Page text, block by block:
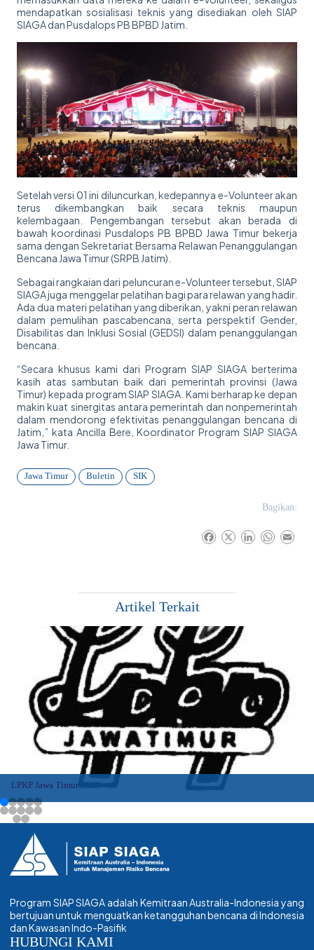
mendapatkan sosialisasi teknis yang disediakan oleh SIAP
SIAGA dan Pusdalops PB BPBD Jatim.
Setelah versi 01 ini diluncurkan, kedepannya e-Volunteer akan
terus dikembangkan baik secara teknis maupun
kelembagaan. Pengembangan tersebut akan berada di
bawah koordinasi Pusdalops PB BPBD Jawa Timur bekerja
sama dengan Sekretariat Bersama Relawan Penanggulangan
Bencana Jawa Timur (SRPB Jatim).
Sebagai rangkaian dari peluncuran e-Volunteer tersebut, SIAP
SIAGA juga menggelar pelatihan bagi para relawan yang hadir.
Ada dua materi pelatihan yang diberikan, yakni peran relawan
dalam pemulihan pascabencana, serta perspektif Gender,
Disabilitas dan Inklusi Sosial (GEDSI) dalam penanggulangan
bencana.
“Secara khusus kami dari Program SIAP SIAGA berterima
kasih atas sambutan baik dari pemerintah provinsi (Jawa
Timur) kepada program SIAP SIAGA. Kami berharap ke depan
makin kuat sinergitas antara pemerintah dan nonpemerintah
dalam mendorong efektivitas penanggulangan bencana di
Jatim,” kata Ancilla Bere, Koordinator Program SIAP SIAGA
Jawa Timur.
Jawa Timur Buletin SIK
Bagikan:
F
b
k
X
L
W
Artikel Terkait
LPKP Jawa Timur
Program SIAP SIAGA adalah Kemitraan Australia-Indonesia yang
bertujuan untuk menguatkan ketangguhan bencana di Indonesia
dan Kawasan Indo-Pasifik
HUBUNGI KAMI